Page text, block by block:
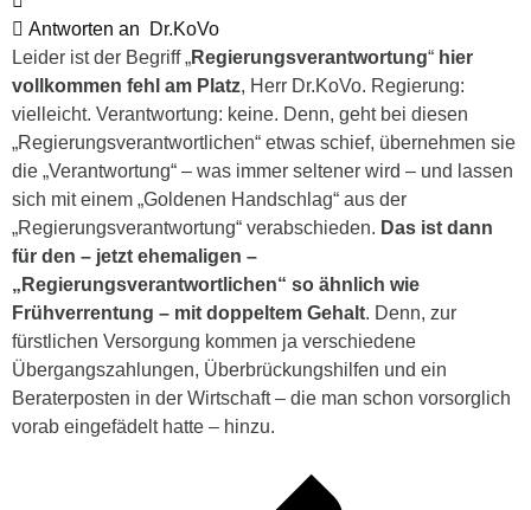
Antworten an
Dr.KoVo
Leider ist der Begriff „Regierungsverantwortung“ hier
vollkommen fehl am Platz, Herr Dr.KoVo. Regierung:
vielleicht. Verantwortung: keine. Denn, geht bei diesen
„Regierungsverantwortlichen“ etwas schief, übernehmen sie
die „Verantwortung“ – was immer seltener wird – und lassen
sich mit einem „Goldenen Handschlag“ aus der
„Regierungsverantwortung“ verabschieden. Das ist dann
für den – jetzt ehemaligen –
„Regierungsverantwortlichen“ so ähnlich wie
Frühverrentung – mit doppeltem Gehalt. Denn, zur
fürstlichen Versorgung kommen ja verschiedene
Übergangszahlungen, Überbrückungshilfen und ein
Beraterposten in der Wirtschaft – die man schon vorsorglich
vorab eingefädelt hatte – hinzu.